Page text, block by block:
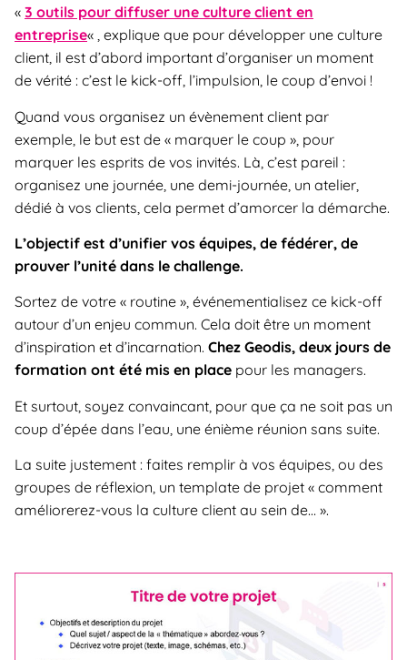
« 3 outils pour diffuser une culture client en
entreprise« , explique que pour développer une culture
client, il est d’abord important d’organiser un moment
de vérité : c’est le kick-off, l’impulsion, le coup d’envoi !
Quand vous organisez un évènement client par
exemple, le but est de « marquer le coup », pour
marquer les esprits de vos invités. Là, c’est pareil :
organisez une journée, une demi-journée, un atelier,
dédié à vos clients, cela permet d’amorcer la démarche.
L’objectif est d’unifier vos équipes, de fédérer, de
prouver l’unité dans le challenge.
Sortez de votre « routine », événementialisez ce kick-off
autour d’un enjeu commun. Cela doit être un moment
d’inspiration et d’incarnation. Chez Geodis, deux jours de
formation ont été mis en place pour les managers.
Et surtout, soyez convaincant, pour que ça ne soit pas un
coup d’épée dans l’eau, une énième réunion sans suite.
La suite justement : faites remplir à vos équipes, ou des
groupes de réflexion, un template de projet « comment
améliorerez-vous la culture client au sein de… ».